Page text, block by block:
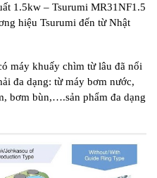
1.5kw – Tsurumi MR31NF1.5
hiệu Tsurumi đến từ Nhật
máy khuấy chìm từ lâu đã nổi
đa dạng: từ máy bơm nước,
bơm bùn,….sản phẩm đa dạng